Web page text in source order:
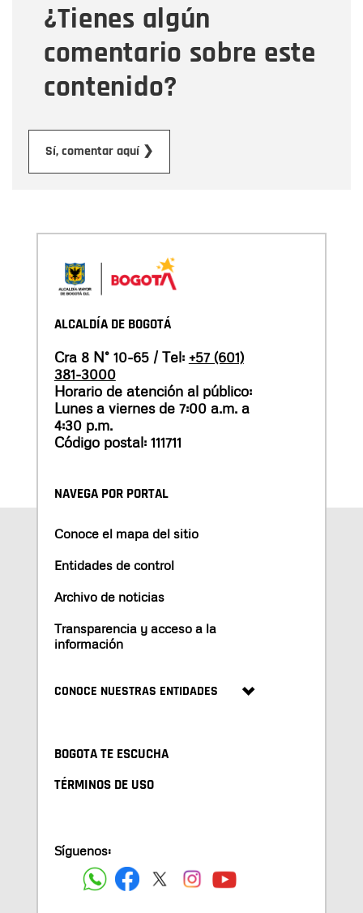
¿Tienes algún
comentario sobre este
contenido?
Sí, comentar aquí ❯
Mensaje
ALCALDÍA DE BOGOTÁ
Cra 8 N° 10-65 / Tel: +57 (601)
381-3000
Horario de atención al público:
Lunes a viernes de 7:00 a.m. a
4:30 p.m.
Código postal: 111711
NAVEGA POR PORTAL
Conoce el mapa del sitio
Entidades de control
Archivo de noticias
Transparencia y acceso a la
información
CONOCE NUESTRAS ENTIDADES
BOGOTA TE ESCUCHA
TÉRMINOS DE USO
Síguenos: